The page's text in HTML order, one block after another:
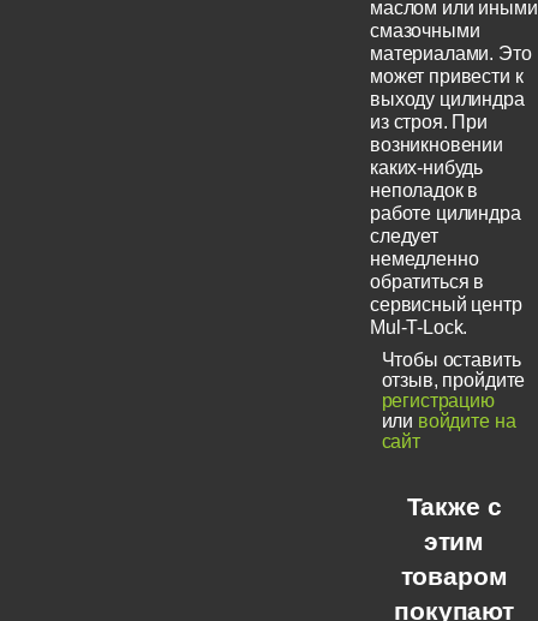
маслом или иными
смазочными
материалами. Это
может привести к
выходу цилиндра
из строя. При
возникновении
каких-нибудь
неполадок в
работе цилиндра
следует
немедленно
обратиться в
сервисный центр
Mul-T-Lock.
Чтобы оставить
отзыв, пройдите
регистрацию
или войдите на
сайт
Также с
этим
товаром
покупают